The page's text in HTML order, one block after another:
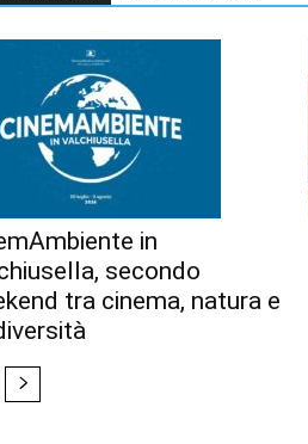
in
secondo
tra cinema, natura e